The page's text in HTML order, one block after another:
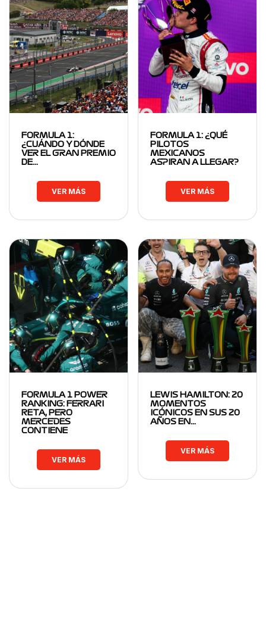
FORMULA 1:
¿CUÁNDO Y DÓNDE
VER EL GRAN PREMIO
DE…
VER MÁS
FORMULA 1: ¿QUÉ
PILOTOS
MEXICANOS
ASPIRAN A LLEGAR?
VER MÁS
FORMULA 1 POWER
RANKING: FERRARI
RETA, PERO
MERCEDES
CONTIENE
VER MÁS
LEWIS HAMILTON: 20
MOMENTOS
ICÓNICOS EN SUS 20
AÑOS EN…
VER MÁS